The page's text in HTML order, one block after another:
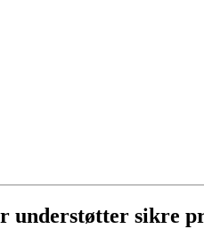
understøtter sikre